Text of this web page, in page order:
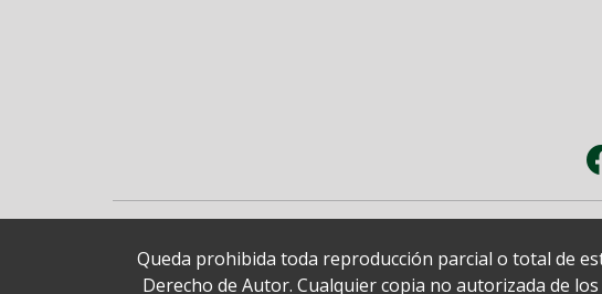
Queda prohibida toda reproducción parcial o total de
Derecho de Autor. Cualquier copia no autorizada de